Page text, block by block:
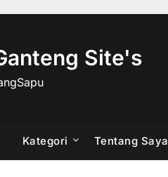
Site's
Kategori Tentang Saya